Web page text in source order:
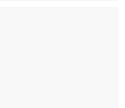
BÜYÜK TEHLİKE
NÖROTATİL